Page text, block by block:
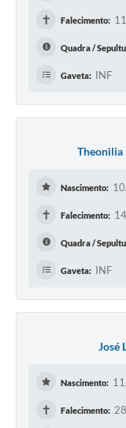
✝ Falecimento:
Quadra /
Gaveta: INF
Theonilia
Nascimento:
✝ Falecimento:
Quadra /
Gaveta: INF
José
Nascimento:
✝ Falecimento: